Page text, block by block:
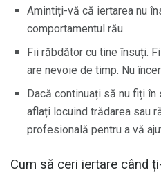
Amintiți-vă că iertarea nu
comportamentul rău.
Fii răbdător cu tine însuți.
are nevoie de timp. Nu
Dacă continuați să nu fiți
aflați locuind trădarea sau
profesională pentru a vă
Cum să ceri iertare când